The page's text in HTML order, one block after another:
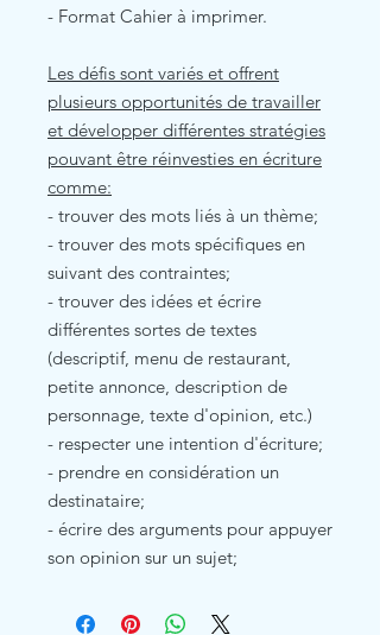
- Format Cahier à imprimer.
Les défis sont variés et offrent
plusieurs opportunités de travailler
et développer différentes stratégies
pouvant être réinvesties en écriture
comme:
- trouver des mots liés à un thème;
- trouver des mots spécifiques en
suivant des contraintes;
- trouver des idées et écrire
différentes sortes de textes
(descriptif, menu de restaurant,
petite annonce, description de
personnage, texte d'opinion, etc.)
- respecter une intention d'écriture;
- prendre en considération un
destinataire;
- écrire des arguments pour appuyer
son opinion sur un sujet;